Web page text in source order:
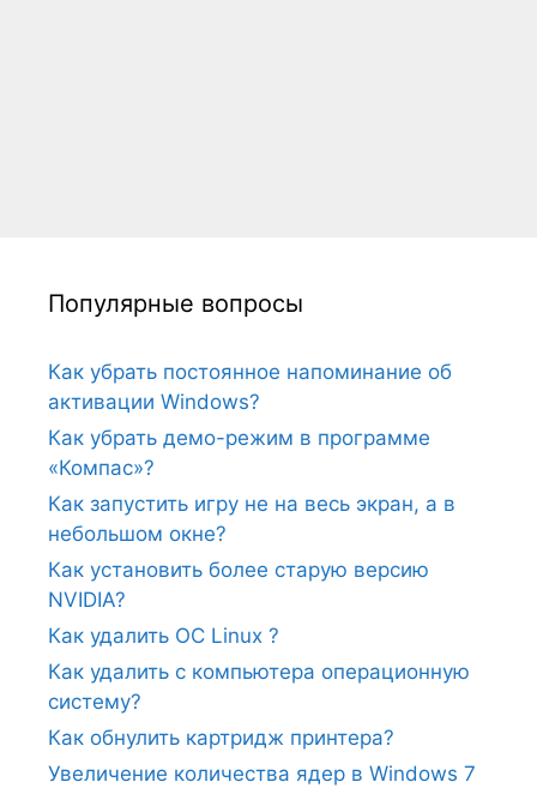
Популярные вопросы
Как убрать постоянное напоминание об
активации Windows?
Как убрать демо-режим в программе
«Компас»?
Как запустить игру не на весь экран, а в
небольшом окне?
Как установить более старую версию
NVIDIA?
Как удалить ОС Linux ?
Как удалить с компьютера операционную
систему?
Как обнулить картридж принтера?
Увеличение количества ядер в Windows 7